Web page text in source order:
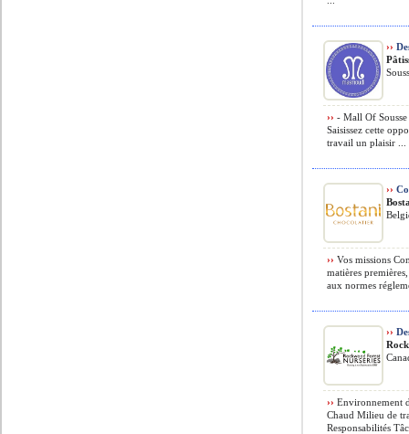
››
›› - Mall Of
Saisissez cette
travail un plaisir ...
››
›› Vos missions
matières
aux normes
››
›› Environnement
Chaud Milieu de
Responsabilités